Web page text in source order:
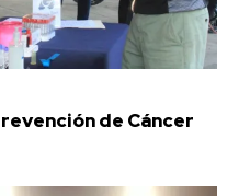
de Cáncer